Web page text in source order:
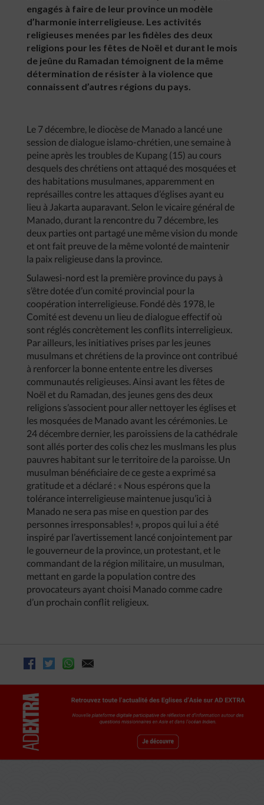
engagés à faire de leur province un modèle
d’harmonie interreligieuse. Les activités
religieuses menées par les fidèles des deux
religions pour les fêtes de Noël et durant le mois
de jeûne du Ramadan témoignent de la même
détermination de résister à la violence que
connaissent d’autres régions du pays.
Le 7 décembre, le diocèse de Manado a lancé une
session de dialogue islamo-chrétien, une semaine à
peine après les troubles de Kupang (15) au cours
desquels des chrétiens ont attaqué des mosquées et
des habitations musulmanes, apparemment en
représailles contre les attaques d’églises ayant eu
lieu à Jakarta auparavant. Selon le vicaire général de
Manado, durant la rencontre du 7 décembre, les
deux parties ont partagé une même vision du monde
et ont fait preuve de la même volonté de maintenir
la paix religieuse dans la province.
Sulawesi-nord est la première province du pays à
s’être dotée d’un comité provincial pour la
coopération interreligieuse. Fondé dès 1978, le
Comité est devenu un lieu de dialogue effectif où
sont réglés concrètement les conflits interreligieux.
Par ailleurs, les initiatives prises par les jeunes
musulmans et chrétiens de la province ont contribué
à renforcer la bonne entente entre les diverses
communautés religieuses. Ainsi avant les fêtes de
Noël et du Ramadan, des jeunes gens des deux
religions s’associent pour aller nettoyer les églises et
les mosquées de Manado avant les cérémonies. Le
24 décembre dernier, les paroissiens de la cathédrale
sont allés porter des colis chez les muslmans les plus
pauvres habitant sur le territoire de la paroisse. Un
musulman bénéficiaire de ce geste a exprimé sa
gratitude et a déclaré : « Nous espérons que la
tolérance interreligieuse maintenue jusqu’ici à
Manado ne sera pas mise en question par des
personnes irresponsables! », propos qui lui a été
inspiré par l’avertissement lancé conjointement par
le gouverneur de la province, un protestant, et le
commandant de la région militaire, un musulman,
mettant en garde la population contre des
provocateurs ayant choisi Manado comme cadre
d’un prochain conflit religieux.